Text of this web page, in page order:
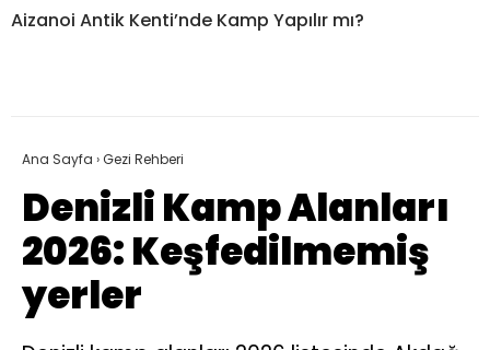
Aizanoi Antik Kenti’nde Kamp Yapılır mı?
Ana Sayfa ›Gezi Rehberi
Denizli Kamp Alanları
2026: Keşfedilmemiş
yerler